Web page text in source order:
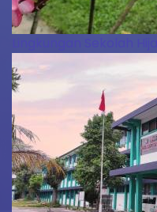
Lingkungan Sekolah Hijau